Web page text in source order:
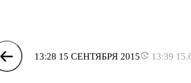
13:28 15 СЕНТЯБРЯ 2015 13:39